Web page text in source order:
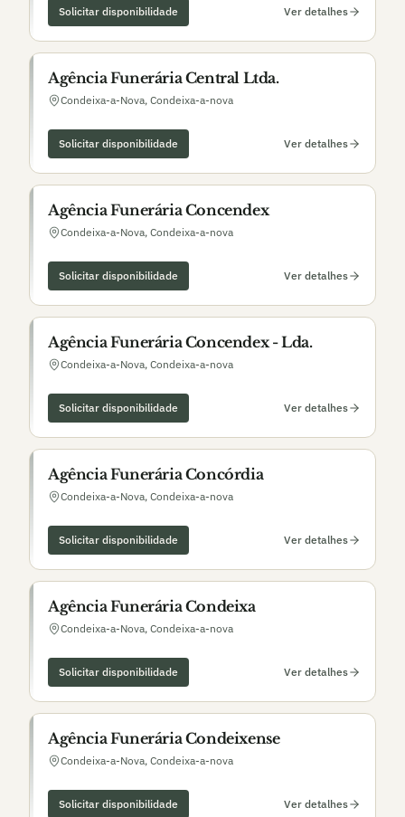
Solicitar disponibilidade Ver detalhes
Agência Funerária Central Ltda.
Condeixa-a-Nova, Condeixa-a-nova
Solicitar disponibilidade Ver detalhes
Agência Funerária Concendex
Condeixa-a-Nova, Condeixa-a-nova
Solicitar disponibilidade Ver detalhes
Agência Funerária Concendex - Lda.
Condeixa-a-Nova, Condeixa-a-nova
Solicitar disponibilidade Ver detalhes
Agência Funerária Concórdia
Condeixa-a-Nova, Condeixa-a-nova
Solicitar disponibilidade Ver detalhes
Agência Funerária Condeixa
Condeixa-a-Nova, Condeixa-a-nova
Solicitar disponibilidade Ver detalhes
Agência Funerária Condeixense
Condeixa-a-Nova, Condeixa-a-nova
Solicitar disponibilidade Ver detalhes